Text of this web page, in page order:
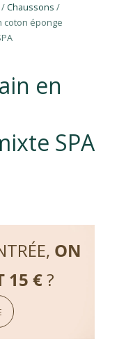
/Chaussons /
coton éponge
en
SPA
ON
15 €?